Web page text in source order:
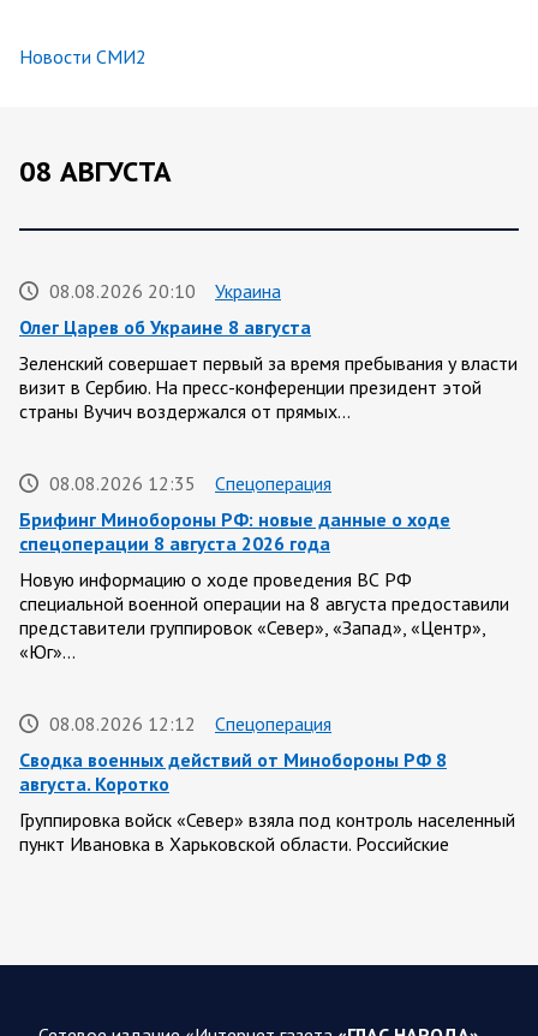
Новости СМИ2
08 АВГУСТА
08.08.2026 20:10
Украина
Олег Царев об Украине 8 августа
Зеленский совершает первый за время пребывания у власти
визит в Сербию. На пресс-конференции президент этой
страны Вучич воздержался от прямых…
08.08.2026 12:35
Спецоперация
Брифинг Минобороны РФ: новые данные о ходе
спецоперации 8 августа 2026 года
Новую информацию о ходе проведения ВС РФ
специальной военной операции на 8 августа предоставили
представители группировок «Север», «Запад», «Центр»,
«Юг»…
08.08.2026 12:12
Спецоперация
Сводка военных действий от Минобороны РФ 8
августа. Коротко
Группировка войск «Север» взяла под контроль населенный
пункт Ивановка в Харьковской области. Российские